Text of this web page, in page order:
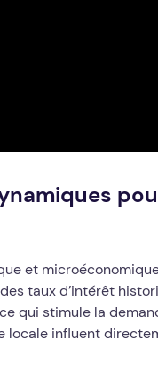
et
taux d’intérêt
qui stimule la
locale influent